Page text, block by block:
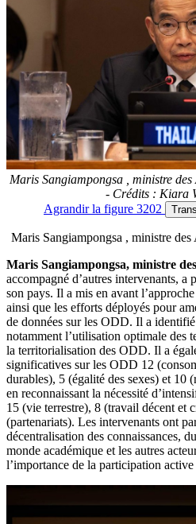
Maris Sangiampongsa , ministre
- Crédits : Kiara
Agrandirla figure 3202
Maris Sangiampongsa , ministre
Maris Sangiampongsa, ministre
accompagné d’autres intervenants,
son pays. Il a mis en avant
ainsi que les efforts déployés pour
de données sur les ODD. Il a
notamment l’utilisation optimale des
la territorialisation des ODD. Il a
significatives sur les ODD 12
durables), 5 (égalité des sexes) et 10
en reconnaissant la nécessité
15 (vie terrestre), 8 (travail décent et
(partenariats). Les intervenants ont
décentralisation des connaissances,
monde académique et les autres
l’importance de la participation